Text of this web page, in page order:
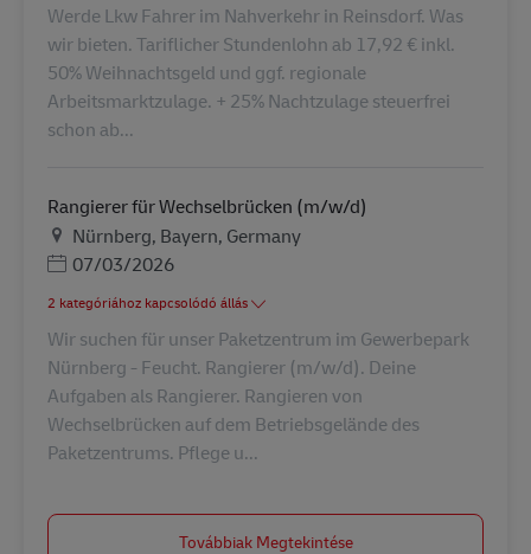
Werde Lkw Fahrer im Nahverkehr in Reinsdorf. Was
wir bieten. Tariflicher Stundenlohn ab 17,92 € inkl.
50% Weihnachtsgeld und ggf. regionale
Arbeitsmarktzulage. + 25% Nachtzulage steuerfrei
schon ab...
Rangierer für Wechselbrücken (m/w/d)
Helyszín
Nürnberg, Bayern, Germany
Posted Date
07/03/2026
2 kategóriához kapcsolódó állás
Wir suchen für unser Paketzentrum im Gewerbepark
Nürnberg - Feucht. Rangierer (m/w/d). Deine
Aufgaben als Rangierer. Rangieren von
Wechselbrücken auf dem Betriebsgelände des
Paketzentrums. Pflege u...
Továbbiak Megtekintése